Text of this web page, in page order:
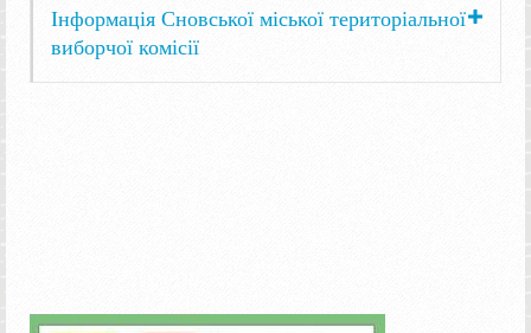
Інформація Сновської міської територіальної
виборчої комісії